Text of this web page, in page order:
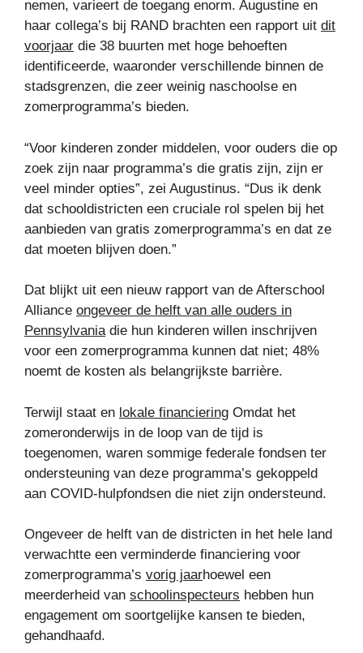
nemen, varieert de toegang enorm. Augustine en
haar collega’s bij RAND brachten een rapport uit dit
voorjaar die 38 buurten met hoge behoeften
identificeerde, waaronder verschillende binnen de
stadsgrenzen, die zeer weinig naschoolse en
zomerprogramma’s bieden.
“Voor kinderen zonder middelen, voor ouders die op
zoek zijn naar programma’s die gratis zijn, zijn er
veel minder opties”, zei Augustinus. “Dus ik denk
dat schooldistricten een cruciale rol spelen bij het
aanbieden van gratis zomerprogramma’s en dat ze
dat moeten blijven doen.”
Dat blijkt uit een nieuw rapport van de Afterschool
Alliance ongeveer de helft van alle ouders in
Pennsylvaniadie hun kinderen willen inschrijven
voor een zomerprogramma kunnen dat niet; 48%
noemt de kosten als belangrijkste barrière.
Terwijl staat en lokale financiering Omdat het
zomeronderwijs in de loop van de tijd is
toegenomen, waren sommige federale fondsen ter
ondersteuning van deze programma’s gekoppeld
aan COVID-hulpfondsen die niet zijn ondersteund.
Ongeveer de helft van de districten in het hele land
verwachtte een verminderde financiering voor
zomerprogramma’s vorig jaarhoewel een
meerderheid van schoolinspecteurs hebben hun
engagement om soortgelijke kansen te bieden,
gehandhaafd.